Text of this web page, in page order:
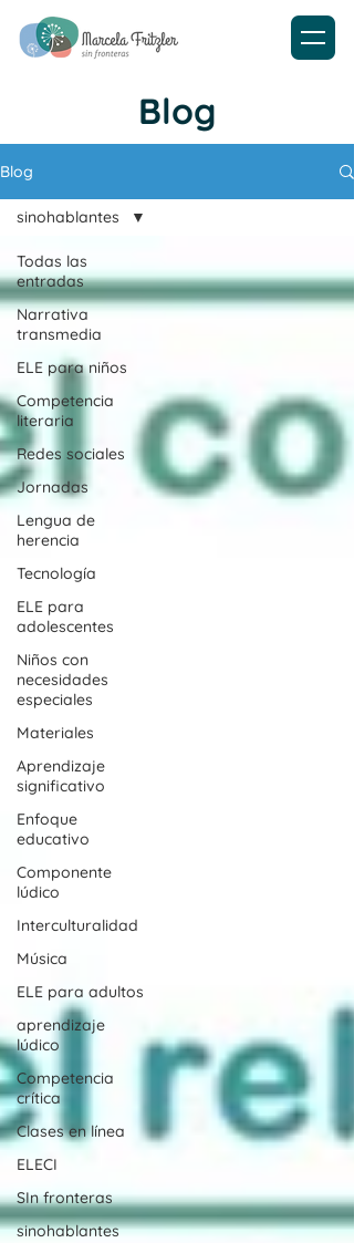
Blog
Blog
Todas las
entradas
Narrativa
transmedia
ELE para niños
Competencia
literaria
Redes sociales
Jornadas
Lengua de
herencia
Tecnología
ELE para
adolescentes
Niños con
necesidades
especiales
Materiales
Aprendizaje
significativo
Enfoque
educativo
Componente
lúdico
Interculturalidad
Música
ELE para adultos
aprendizaje
lúdico
Competencia
crítica
Clases en línea
ELECI
SIn fronteras
sinohablantes
sinohablantes